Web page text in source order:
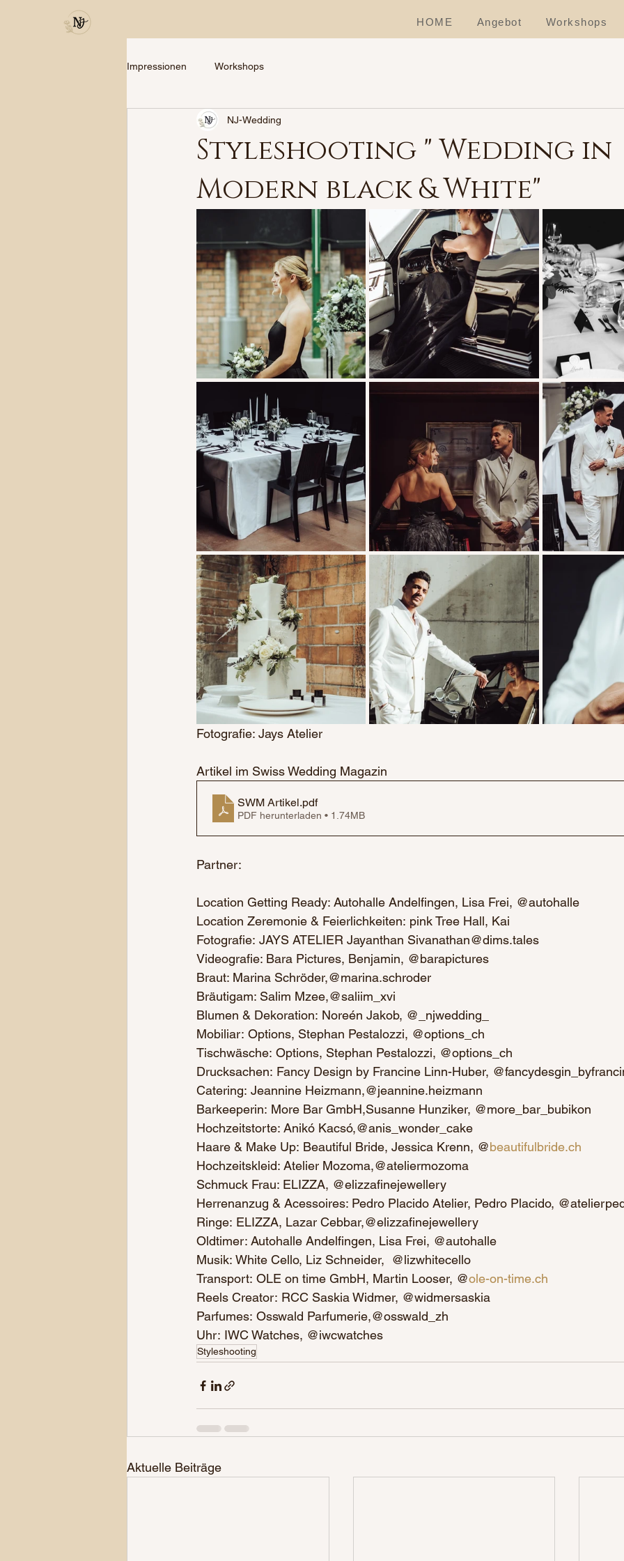
HOME Angebot Workshops
Impressionen Workshops
Styleshooting " Wedding in
Modern black & White"
NJ-Wedding
Fotografie: Jays Atelier
Artikel im Swiss Wedding Magazin
SWM Artikel.pdf
PDF herunterladen • 1.74MB
Partner:
Location Getting Ready: Autohalle Andelfingen, Lisa Frei, @autohalle
Location Zeremonie & Feierlichkeiten: pink Tree Hall, Kai
Fotografie: JAYS ATELIER Jayanthan Sivanathan@dims.tales
Videografie: Bara Pictures, Benjamin, @barapictures
Braut: Marina Schröder,@marina.schroder
Bräutigam: Salim Mzee,@saliim_xvi
Blumen & Dekoration: Noreén Jakob, @_njwedding_
Mobiliar: Options, Stephan Pestalozzi, @options_ch
Tischwäsche: Options, Stephan Pestalozzi, @options_ch
Drucksachen: Fancy Design by Francine Linn-Huber,
Catering: Jeannine Heizmann,@jeannine.heizmann
Barkeeperin: More Bar GmbH,Susanne Hunziker, @more_bar_bubikon
Hochzeitstorte: Anikó Kacsó,@anis_wonder_cake
Haare & Make Up: Beautiful Bride, Jessica Krenn, @beautifulbride.ch
Hochzeitskleid: Atelier Mozoma,@ateliermozoma
Schmuck Frau: ELIZZA, @elizzafinejewellery
Herrenanzug & Acessoires: Pedro Placido Atelier, Pedro Placido,
Ringe: ELIZZA, Lazar Cebbar,@elizzafinejewellery
Oldtimer: Autohalle Andelfingen, Lisa Frei, @autohalle
Musik: White Cello, Liz Schneider,  @lizwhitecello
Transport: OLE on time GmbH, Martin Looser, @ole-on-time.ch
Reels Creator: RCC Saskia Widmer, @widmersaskia
Parfumes: Osswald Parfumerie,@osswald_zh
Uhr: IWC Watches, @iwcwatches
Styleshooting
Aktuelle Beiträge